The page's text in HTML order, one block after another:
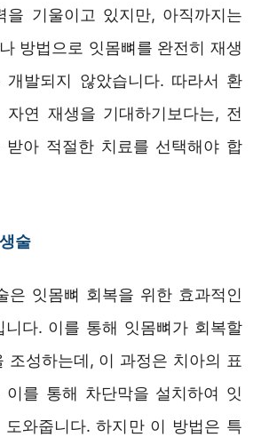
을 기울이고 있지만, 아직까지는
방법으로 잇몸뼈를 완전히 재생
개발되지 않았습니다. 따라서 환
자연 재생을 기대하기보다는, 전
받아 적절한 치료를 선택해야 합
술
은 잇몸뼈 회복을 위한 효과적인
니다. 이를 통해 잇몸뼈가 회복할
조성하는데, 이 과정은 치아의 표
이를 통해 차단막을 설치하여 잇
도와줍니다. 하지만 이 방법은 특